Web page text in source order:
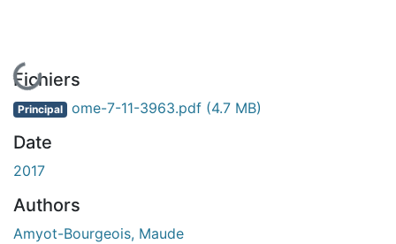
En cours de chargement...
Fichiers
Principal ome-7-11-3963.pdf (4.7 MB)
Date
2017
Authors
Amyot-Bourgeois, Maude